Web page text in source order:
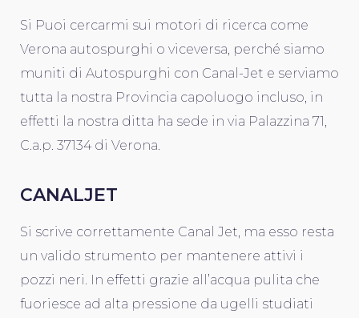
Si Puoi cercarmi sui motori di ricerca come
Verona autospurghi o viceversa, perché siamo
muniti di Autospurghi con Canal-Jet e serviamo
tutta la nostra Provincia capoluogo incluso, in
effetti la nostra ditta ha sede in via Palazzina 71,
C.a.p. 37134 di Verona.
CANALJET
Si scrive correttamente Canal Jet, ma esso resta
un valido strumento per mantenere attivi i
pozzi neri. In effetti grazie all’acqua pulita che
fuoriesce ad alta pressione da ugelli studiati